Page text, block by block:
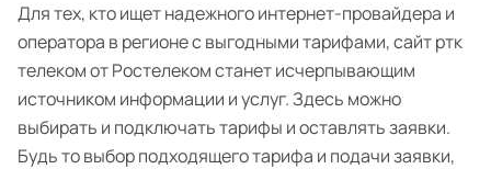
Для тех, кто ищет надежного интернет-провайдера и
оператора в регионе с выгодными тарифами, сайт ртк
телеком от Ростелеком станет исчерпывающим
источником информации и услуг. Здесь можно
выбирать и подключать тарифы и оставлять заявки.
Будь то выбор подходящего тарифа и подачи заявки,